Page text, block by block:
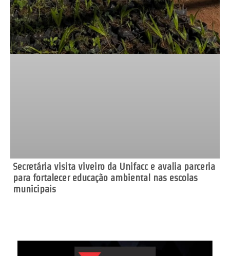
Secretária visita viveiro da Unifacc e avalia parceria
para fortalecer educação ambiental nas escolas
municipais